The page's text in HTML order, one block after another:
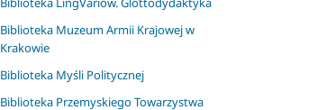
Biblioteka Muzeum Armii Krajowej w
Krakowie
Biblioteka Myśli Politycznej
Biblioteka Przemyskiego Towarzystwa